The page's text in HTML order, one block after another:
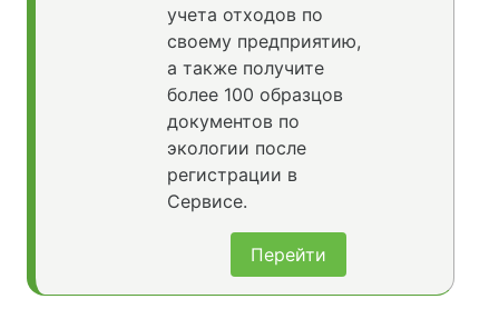
учета отходов по
своему предприятию,
а также получите
более 100 образцов
документов по
экологии после
регистрации в
Сервисе.
Перейти